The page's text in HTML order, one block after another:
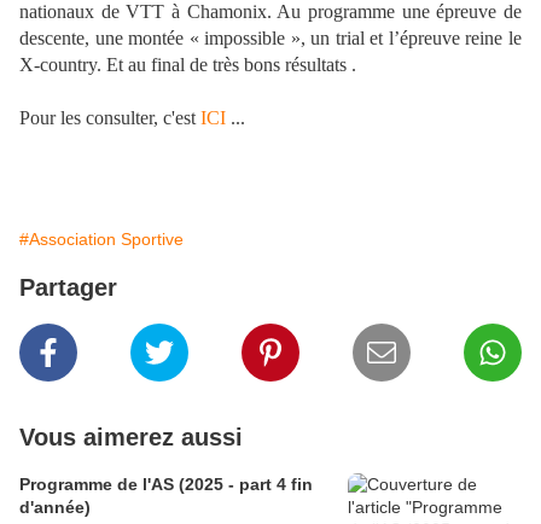
nationaux de VTT à Chamonix. Au programme une épreuve de
descente, une montée « impossible », un trial et l’épreuve reine le
X-country. Et au final de très bons résultats .
Pour les consulter, c'est ICI ...
#Association Sportive
Partager
Vous aimerez aussi
Programme de l'AS (2025 - part 4 fin
d'année)